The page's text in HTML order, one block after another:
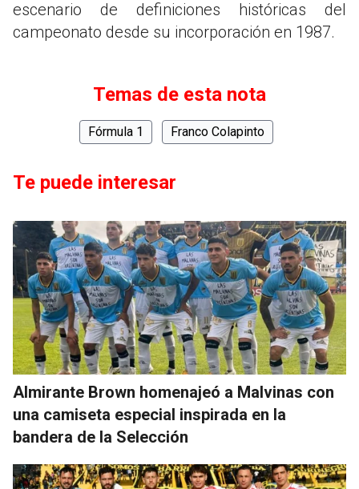
escenario de definiciones históricas del
campeonato desde su incorporación en 1987.
Temas de esta nota
Fórmula 1 Franco Colapinto
Te puede interesar
Almirante Brown homenajeó a Malvinas con
una camiseta especial inspirada en la
bandera de la Selección